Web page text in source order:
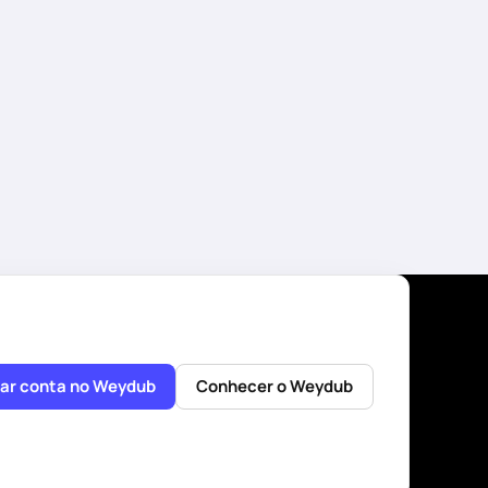
conta no Weydub Conhecer o Weydub